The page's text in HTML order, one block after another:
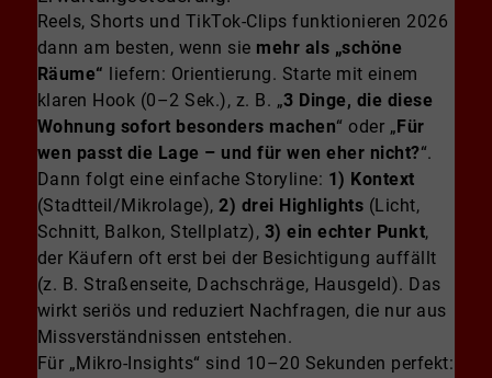
Reels, Shorts und TikTok-Clips funktionieren 2026
dann am besten, wenn sie mehr als „schöne
Räume“ liefern: Orientierung. Starte mit einem
klaren Hook (0–2 Sek.), z. B. „3 Dinge, die diese
Wohnung sofort besonders machen“ oder „Für
wen passt die Lage – und für wen eher nicht?“.
Dann folgt eine einfache Storyline: 1) Kontext
(Stadtteil/Mikrolage),2) drei Highlights (Licht,
Schnitt, Balkon, Stellplatz), 3) ein echter Punkt,
der Käufern oft erst bei der Besichtigung auffällt
(z. B. Straßenseite, Dachschräge, Hausgeld). Das
wirkt seriös und reduziert Nachfragen, die nur aus
Missverständnissen entstehen.
Für „Mikro-Insights“ sind 10–20 Sekunden perfekt: